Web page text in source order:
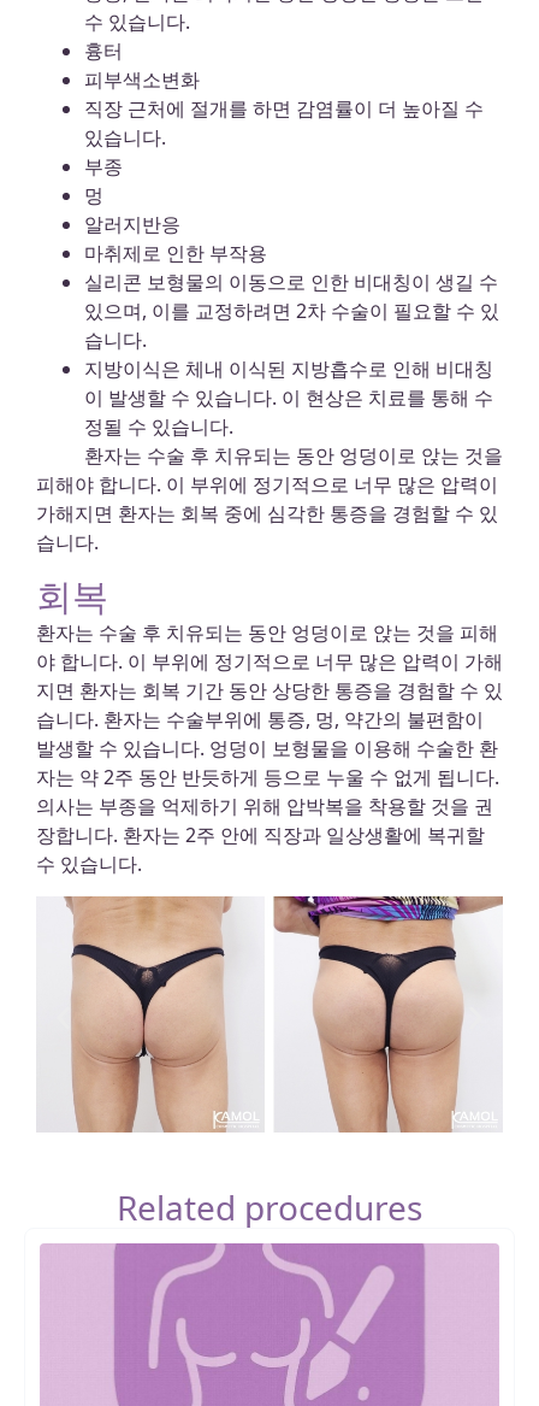
수 있습니다.
흉터
피부색소변화
직장 근처에 절개를 하면 감염률이 더 높아질 수
있습니다.
부종
멍
알러지반응
마취제로 인한 부작용
실리콘 보형물의 이동으로 인한 비대칭이 생길 수
있으며, 이를 교정하려면 2차 수술이 필요할 수 있
습니다.
지방이식은 체내 이식된 지방흡수로 인해 비대칭
이 발생할 수 있습니다. 이 현상은 치료를 통해 수
정될 수 있습니다.
환자는 수술 후 치유되는 동안 엉덩이로 앉는 것을
피해야 합니다. 이 부위에 정기적으로 너무 많은 압력이
가해지면 환자는 회복 중에 심각한 통증을 경험할 수 있
습니다.
회복
환자는 수술 후 치유되는 동안 엉덩이로 앉는 것을 피해
야 합니다. 이 부위에 정기적으로 너무 많은 압력이 가해
지면 환자는 회복 기간 동안 상당한 통증을 경험할 수 있
습니다. 환자는 수술부위에 통증, 멍, 약간의 불편함이
발생할 수 있습니다. 엉덩이 보형물을 이용해 수술한 환
자는 약 2주 동안 반듯하게 등으로 누울 수 없게 됩니다.
의사는 부종을 억제하기 위해 압박복을 착용할 것을 권
장합니다. 환자는 2주 안에 직장과 일상생활에 복귀할
수 있습니다.
Related procedures